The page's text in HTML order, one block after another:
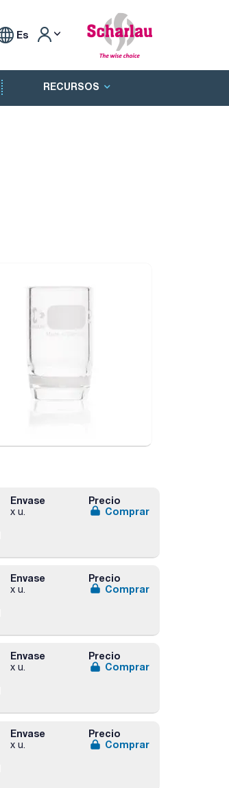
Es
RECURSOS
Envase
x u.
Precio
Comprar
Envase
x u.
Precio
Comprar
Envase
x u.
Precio
Comprar
Envase
x u.
Precio
Comprar